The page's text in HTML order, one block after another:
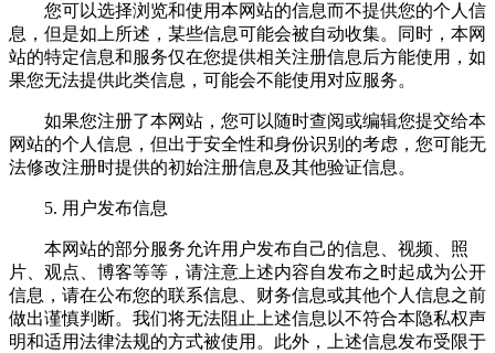
您可以选择浏览和使用本网站的信息而不提供您的个人信
息，但是如上所述，某些信息可能会被自动收集。同时，本网
站的特定信息和服务仅在您提供相关注册信息后方能使用，如
果您无法提供此类信息，可能会不能使用对应服务。
如果您注册了本网站，您可以随时查阅或编辑您提交给本
网站的个人信息，但出于安全性和身份识别的考虑，您可能无
法修改注册时提供的初始注册信息及其他验证信息。
5. 用户发布信息
本网站的部分服务允许用户发布自己的信息、视频、照
片、观点、博客等等，请注意上述内容自发布之时起成为公开
信息，请在公布您的联系信息、财务信息或其他个人信息之前
做出谨慎判断。我们将无法阻止上述信息以不符合本隐私权声
明和适用法律法规的方式被使用。此外，上述信息发布受限于